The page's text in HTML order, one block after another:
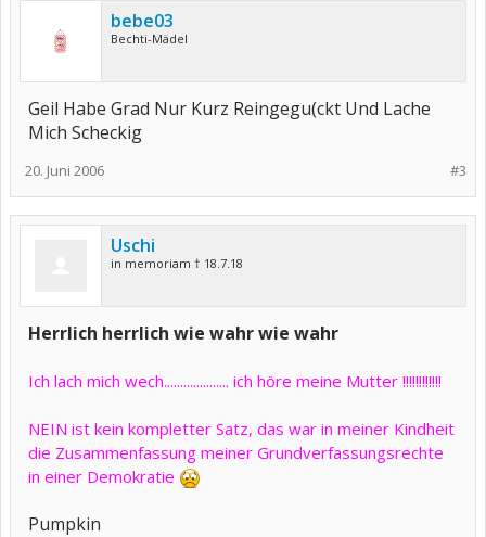
bebe03
Bechti-Mädel
Geil Habe Grad Nur Kurz Reingegu(ckt Und Lache
Mich Scheckig
#3
20. Juni 2006
Uschi
in memoriam † 18.7.18
Herrlich herrlich wie wahr wie wahr
Ich lach mich wech.................... ich höre meine Mutter !!!!!!!!!!!!
NEIN ist kein kompletter Satz, das war in meiner Kindheit
die Zusammenfassung meiner Grundverfassungsrechte
in einer Demokratie
Pumpkin